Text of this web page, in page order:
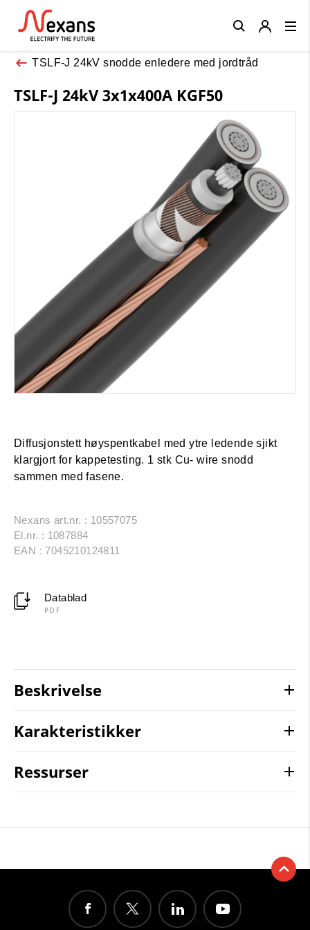
TSLF-J 24kV snodde enledere med jordtråd
TSLF-J 24kV 3x1x400A KGF50
Diffusjonstett høyspentkabel med ytre ledende sjikt
klargjort for kappetesting. 1 stk Cu- wire snodd
sammen med fasene.
Nexans art.nr. : 10557075
El.nr. : 1087884
EAN : 7045210124811
Datablad
PDF
Beskrivelse
Karakteristikker
Ressurser
Close